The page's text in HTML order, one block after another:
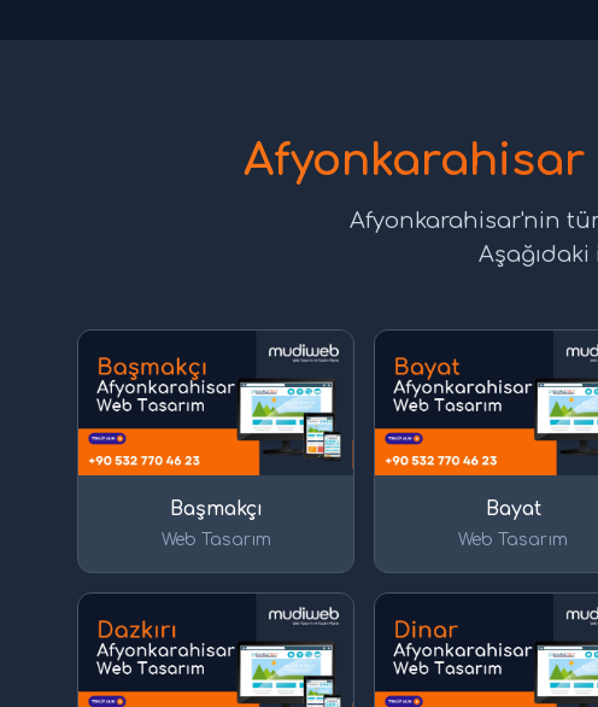
Afyonkarahisar
Afyonkarahisar'nin
Başmakçı
Web Tasarım
Bayat
Web Tasarım